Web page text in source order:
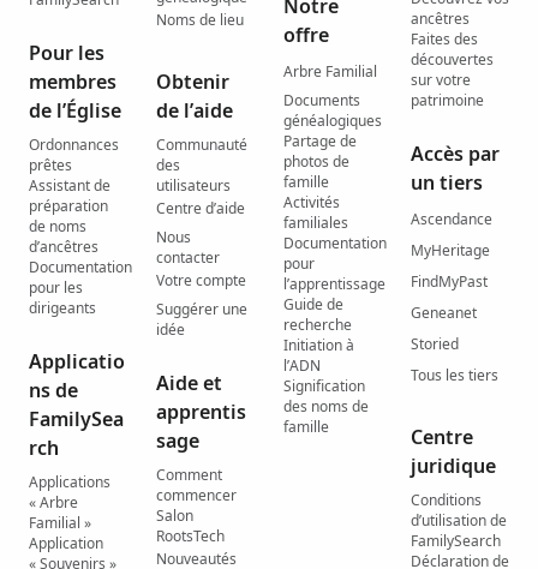
Pour les
membres
de l’Église
Ordonnances
prêtes
Assistant de
préparation
de noms
d’ancêtres
Documentation
pour les
dirigeants
Applicatio
ns de
FamilySea
rch
Applications
« Arbre
Familial »
Application
« Souvenirs »
Noms de lieu
Obtenir
de l’aide
Communauté
des
utilisateurs
Centre d’aide
Nous
contacter
Votre compte
Suggérer une
idée
Aide et
apprentis
sage
Comment
commencer
Salon
RootsTech
Nouveautés
Notre
offre
Arbre Familial
Documents
généalogiques
Partage de
photos de
famille
Activités
familiales
Documentation
pour
l’apprentissage
Guide de
recherche
Initiation à
l’ADN
Signification
des noms de
famille
ancêtres
Faites des
découvertes
sur votre
patrimoine
Accès par
un tiers
Ascendance
MyHeritage
FindMyPast
Geneanet
Storied
Tous les tiers
Centre
juridique
Conditions
d’utilisation de
FamilySearch
Déclaration de